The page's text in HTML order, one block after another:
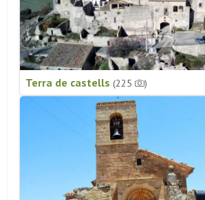
Terra de castells (225 )